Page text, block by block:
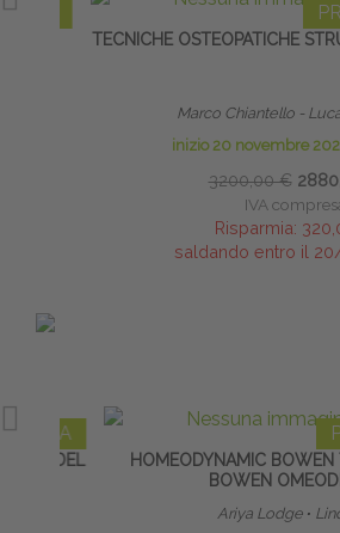
TECNICHE OSTEOPATICHE
Marco Chiantello - Luca
inizio 20 novembre 2026∙
3200,00 €
IVA compresa
Risparmia:320,00
saldando entro il 20/
HOMEODYNAMIC BOWEN
BOWEN
Ariya Lodge∙Linda